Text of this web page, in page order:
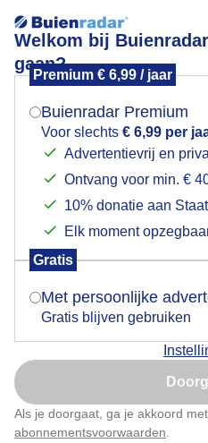
Welkom bij
gaan?
Premium € 6,99 / jaar
Buienradar Premium
Voor slechts € 6,99 per
Advertentievrij en
Ontvang voor min. €
10% donatie aan
Elk moment
Gratis
Met persoonlijke
Gratis blijven gebruiken
Als je doorgaat, ga je akkoord
abonnementsvoorwaarden
Avondzon
Door: Jolanda Pelkmans
Mogen we je
Indien je hier nog geen
verschijnt er zo een
Is goed,
Nu niet,
Klik hierom dit